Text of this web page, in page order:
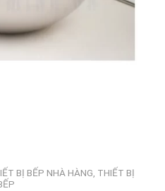
BỊ BẾP NHÀ HÀNG, THIẾT BỊ